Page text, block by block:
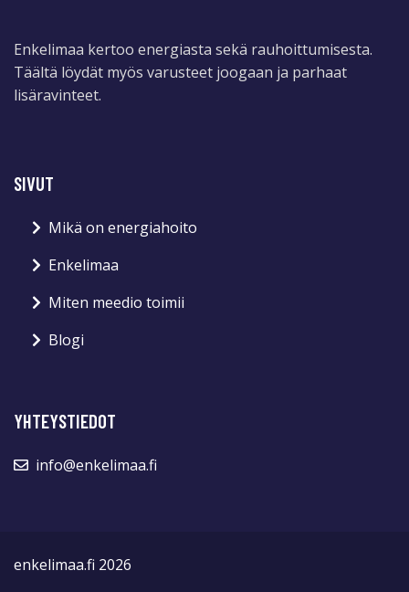
Enkelimaa kertoo energiasta sekä rauhoittumisesta.
Täältä löydät myös varusteet joogaan ja parhaat
lisäravinteet.
SIVUT
Mikä on energiahoito
Enkelimaa
Miten meedio toimii
Blogi
YHTEYSTIEDOT
info@enkelimaa.fi
enkelimaa.fi 2026